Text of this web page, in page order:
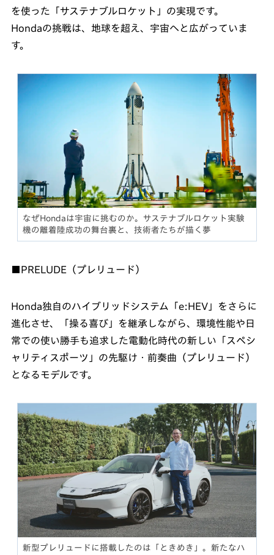
を使った「サステナブルロケット」の実現です。
Hondaの挑戦は、地球を超え、宇宙へと広がっていま
す。
なぜHondaは宇宙に挑むのか。サステナブルロケット実験
機の離着陸成功の舞台裏と、技術者たちが描く夢
■PRELUDE（プレリュード）
Honda独自のハイブリッドシステム「e:HEV」をさらに
進化させ、「操る喜び」を継承しながら、環境性能や日
常での使い勝手も追求した電動化時代の新しい「スペシ
ャリティスポーツ」の先駆け・前奏曲（プレリュード）
となるモデルです。
新型プレリュードに搭載したのは「ときめき」。新たなハ